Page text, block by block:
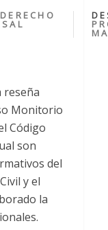
DERECHO
reseña
Monitorio
Código
son
del
y el
la